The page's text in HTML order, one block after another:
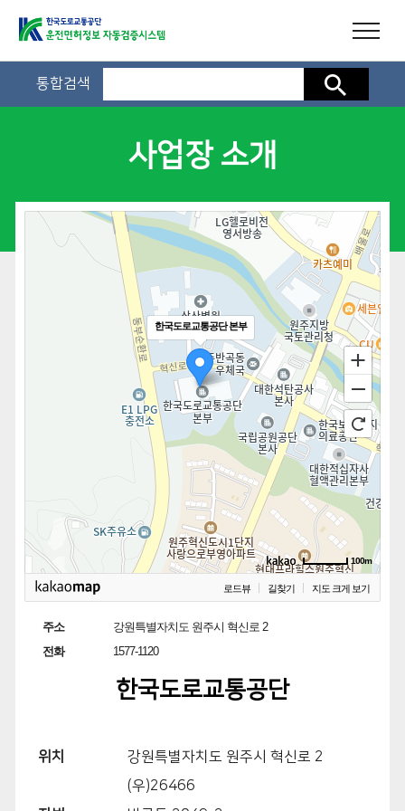
통합검색 검색
사업장 소개
한국도로교통공단 본부
100m
로드뷰 길찾기 지도 크게 보기
주소
강원특별자치도 원주시 혁신로 2
전화
1577-1120
한국도로교통공단
위치
강원특별자치도 원주시 혁신로 2
(우)26466